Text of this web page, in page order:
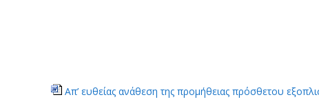
Απ’ ευθείας ανάθεση της προμήθειας πρόσθετου